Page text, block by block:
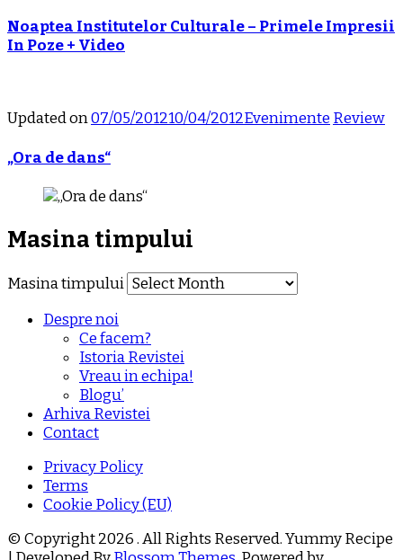
Noaptea Institutelor Culturale – Primele Impresii
In Poze + Video
Updated on07/05/201210/04/2012Evenimente Review
„Ora de dans“
Masina timpului
Masina timpului
Despre noi
Ce facem?
Istoria Revistei
Vreau in echipa!
Blogu’
Arhiva Revistei
Contact
Privacy Policy
Terms
Cookie Policy (EU)
© Copyright 2026. All Rights Reserved.Yummy Recipe